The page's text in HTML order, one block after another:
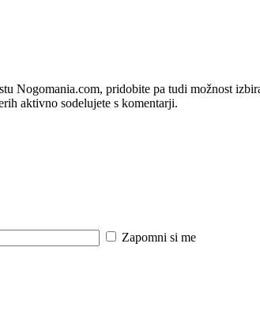
Nogomania.com, pridobite pa tudi možnost
aktivno sodelujete s komentarji.
Zapomni si me